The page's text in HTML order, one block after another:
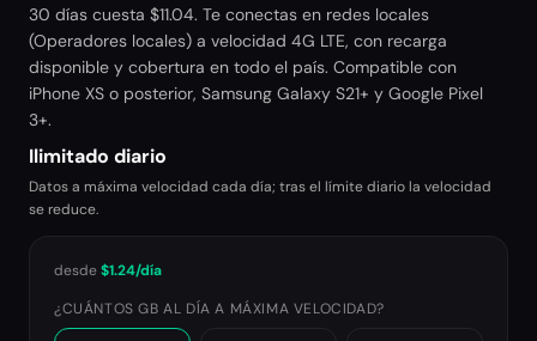
30 días cuesta $11.04. Te conectas en redes locales
(Operadores locales) a velocidad 4G LTE, con recarga
disponible y cobertura en todo el país. Compatible con
iPhone XS o posterior, Samsung Galaxy S21+ y Google Pixel
3+.
Ilimitado diario
Datos a máxima velocidad cada día; tras el límite diario la velocidad
se reduce.
desde$1.24/día
¿CUÁNTOS GB AL DÍA A MÁXIMA VELOCIDAD?